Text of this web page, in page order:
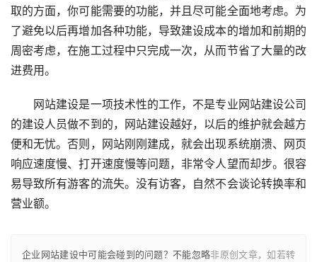
取的方面，你可能需要的功能，并且尽可能全面地考虑。为
了避免以后再增加各种功能，导致建设成本的增加和前期的
周密考虑，在施工过程中只完成一次，从而节省了大量的改
进费用。
网站建设是一项技术性的工作，不是专业网站建设公司
的建设人员做不到的，网站建设越好，以后的维护就会越方
便和无忧。否则，网站刚刚建成，就会出现系统崩溃、网页
响应速度慢、打开速度慢等问题，非常令人望而却步。很容
易导致所有游客的流失。没有访客，自然不会谈论转换率和
营业额。
企业网站建设中可能会碰到的问题？不能忽略非原创文章，如若转